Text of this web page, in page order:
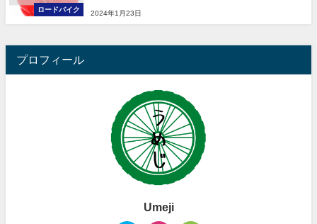
ロードバイク
2024年1月23日
プロフィール
Umeji